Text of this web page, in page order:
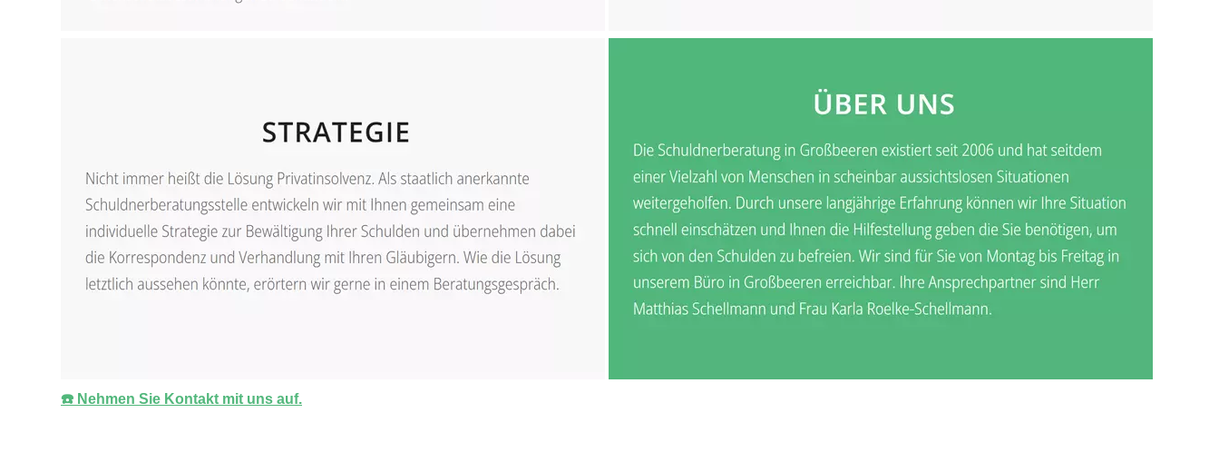
☎️ Nehmen Sie Kontakt mit uns auf.